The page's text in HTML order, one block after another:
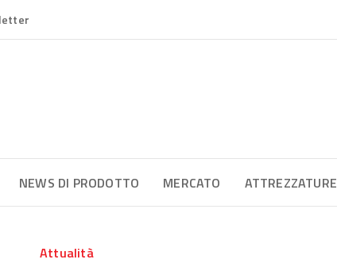
NEWS DI PRODOTTO MERCATO ATTREZZATURE
Attualità